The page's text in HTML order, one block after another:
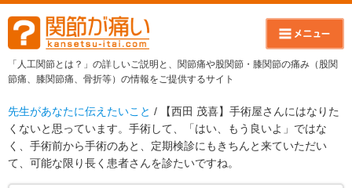
「人工関節とは？」の詳しいご説明と、関節痛や股関節・膝関節の痛み（股関
節痛、膝関節痛、骨折等）の情報をご提供するサイト
先生があなたに伝えたいこと / 【西田 茂喜】手術屋さんにはなりた
くないと思っています。手術して、「はい、もう良いよ」ではな
く、手術前から手術のあと、定期検診にもきちんと来ていただい
て、可能な限り長く患者さんを診たいですね。